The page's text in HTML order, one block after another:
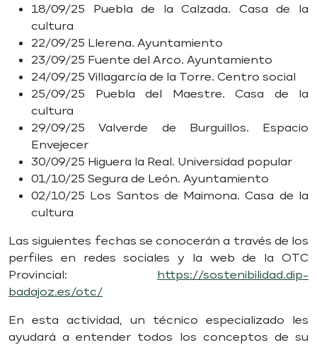
18/09/25 Puebla de la Calzada. Casa de la
cultura
22/09/25 Llerena. Ayuntamiento
23/09/25 Fuente del Arco. Ayuntamiento
24/09/25 Villagarcía de la Torre. Centro social
25/09/25 Puebla del Maestre. Casa de la
cultura
29/09/25 Valverde de Burguillos. Espacio
Envejecer
30/09/25 Higuera la Real. Universidad popular
01/10/25 Segura de León. Ayuntamiento
02/10/25 Los Santos de Maimona. Casa de la
cultura
Las siguientes fechas se conocerán a través de los
perfiles en redes sociales y la web de la OTC
Provincial: https://sostenibilidad.dip-
badajoz.es/otc/
En esta actividad, un técnico especializado les
ayudará a entender todos los conceptos de su